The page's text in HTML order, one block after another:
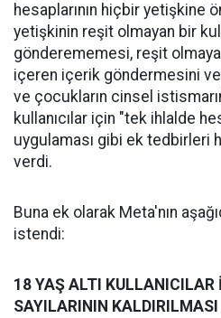
hesaplarının hiçbir yetişkine
yetişkinin reşit olmayan bir
gönderememesi, reşit
içeren içerik göndermesini
ve çocukların cinsel
kullanıcılar için "tek ihlalde
uygulaması gibi ek tedbirleri
verdi.
Buna ek olarak Meta'nın
istendi:
18 YAŞ ALTI KULLANICILAR
SAYILARININ KALDIRILMASI